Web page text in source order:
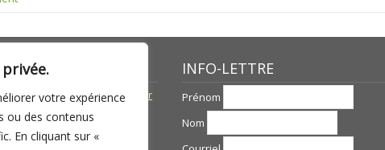
votre expérience
ou des contenus
En cliquant sur «
sacrées, baigné par
d’ABONDANCE pour
INFO-LETTRE
Prénom
Nom